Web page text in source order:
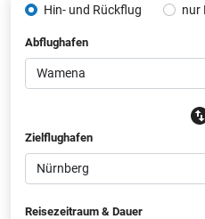
Hin- und Rückflug nur
Abflughafen
Zielflughafen
Reisezeitraum & Dauer